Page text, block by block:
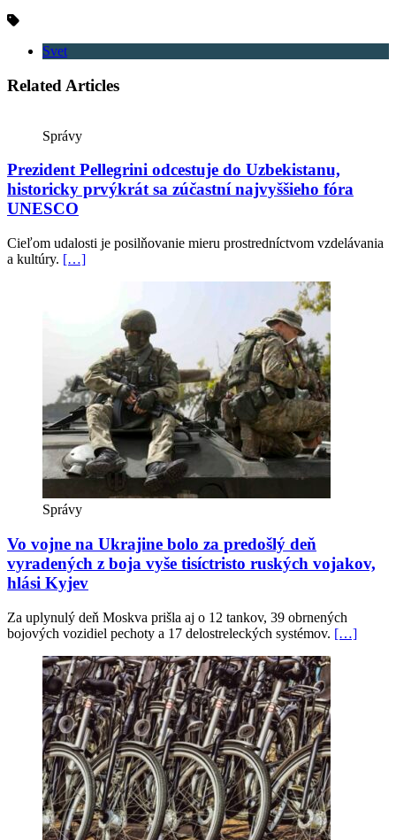
Svet
Related Articles
Správy
Prezident Pellegrini odcestuje do Uzbekistanu,
historicky prvýkrát sa zúčastní najvyššieho fóra
UNESCO
Cieľom udalosti je posilňovanie mieru prostredníctvom vzdelávania
a kultúry. […]
Správy
Vo vojne na Ukrajine bolo za predošlý deň
vyradených z boja vyše tisíctristo ruských vojakov,
hlási Kyjev
Za uplynulý deň Moskva prišla aj o 12 tankov, 39 obrnených
bojových vozidiel pechoty a 17 delostreleckých systémov. […]